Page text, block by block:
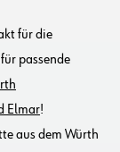
für die
passende
Elmar!
aus dem Würth